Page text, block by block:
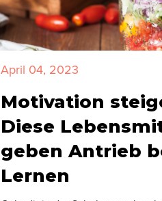
April 04, 2023
Motivation
Diese
geben Antrieb
Lernen